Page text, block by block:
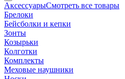
АксессуарыСмотреть все товары
Брелоки
Бейсболки и кепки
Зонты
Козырьки
Колготки
Комплекты
Меховые наушники